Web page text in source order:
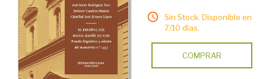
Sin Stock. Disponible en
7/10 días.
COMPRAR